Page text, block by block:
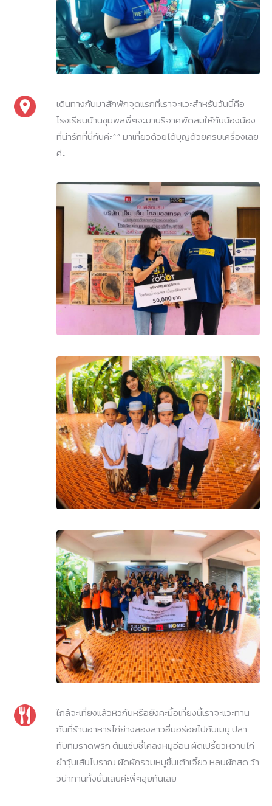
เดินทางกันมาสักพักจุดแรกที่เราจะแวะสำหรับวันนี้คือ
โรงเรียนบ้านชุมพลพี่ๆจะมาบริจาคพัดลมให้กับน้องน้อง
ที่น่ารักที่นี่กันค่ะ^^ มาเที่ยวด้วยได้บุญด้วยครบเครื่องเลย
ค่ะ
ใกล้จะเที่ยงแล้วหิวกันหรือยังคะมื้อเที่ยงนี้เราจะแวะทาน
กันที่ร้านอาหารไก่ย่างสองสาวอิ่มอร่อยไปกับเมนู ปลา
ทับทิมราดพริก ต้มแซ่บซี่โคลงหมูอ่อน ผัดเปรี้ยวหวานไก่
ยำวุ้นเส้นโบราณ ผัดผักรวมหมูชิ้นเต้าเจี้ยว หลนผักสด ว้า
วน่าทานทั้งนั้นเลยค่ะพี่ๆลุยกันเลย